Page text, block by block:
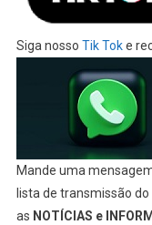
Siga nosso Tik Toke
Mande uma
lista de transmissão do
as NOTÍCIAS e